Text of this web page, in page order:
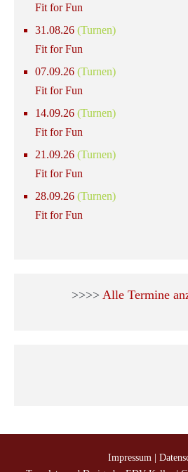
Fit for Fun
31.08.26 (Turnen)
Fit for Fun
07.09.26 (Turnen)
Fit for Fun
14.09.26 (Turnen)
Fit for Fun
21.09.26 (Turnen)
Fit for Fun
28.09.26 (Turnen)
Fit for Fun
>>>> Alle Termine
Impressum